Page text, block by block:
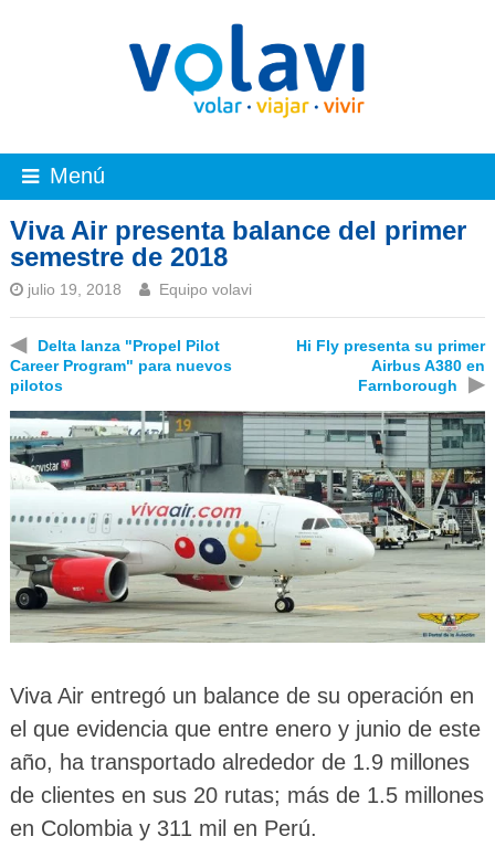
Menú
Viva Air presenta balance del primer
semestre de 2018
julio 19, 2018 Equipo volavi
◀
Delta lanza "Propel Pilot
Career Program" para nuevos
pilotos
Hi Fly presenta su primer
Airbus A380 en
Farnborough
▶
Viva Air entregó un balance de su operación en
el que evidencia que entre enero y junio de este
año, ha transportado alrededor de 1.9 millones
de clientes en sus 20 rutas; más de 1.5 millones
en Colombia y 311 mil en Perú.